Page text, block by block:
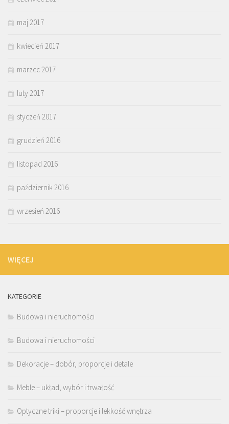
maj 2017
kwiecień 2017
marzec 2017
luty 2017
styczeń 2017
grudzień 2016
listopad 2016
październik 2016
wrzesień 2016
WIĘCEJ
KATEGORIE
Budowa i nieruchomości
Budowa i nieruchomości
Dekoracje – dobór, proporcje i detale
Meble – układ, wybór i trwałość
Optyczne triki – proporcje i lekkość wnętrza